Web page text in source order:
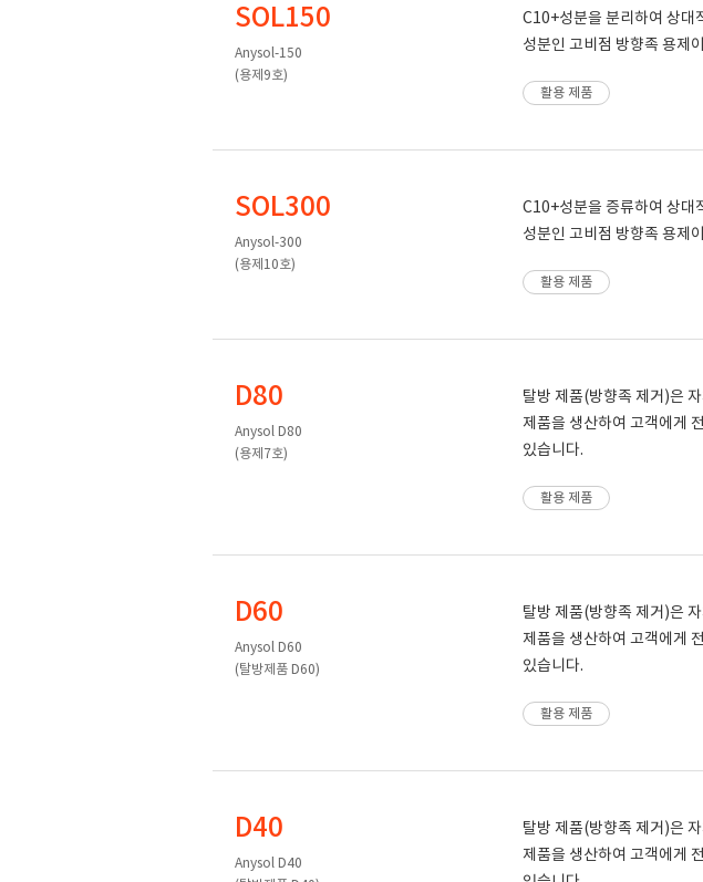
SOL150
Anysol-150
(용제9호)
C10+성분을 분리하여 상대
성분인 고비점 방향족 용제
활용 제품
SOL300
Anysol-300
(용제10호)
C10+성분을 증류하여 상대
성분인 고비점 방향족 용제
활용 제품
D80
Anysol D80
(용제7호)
탈방 제품(방향족 제거)은
제품을 생산하여 고객에게
있습니다.
활용 제품
D60
Anysol D60
(탈방제품 D60)
탈방 제품(방향족 제거)은
제품을 생산하여 고객에게
있습니다.
활용 제품
D40
Anysol D40
탈방 제품(방향족 제거)은
제품을 생산하여 고객에게